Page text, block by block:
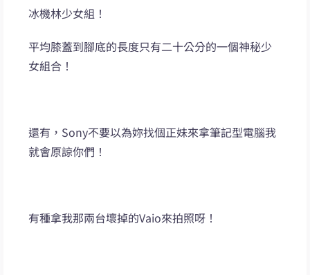
冰機林少女組！
平均膝蓋到腳底的長度只有二十公分的一個神秘少
女組合！
還有，Sony不要以為妳找個正妹來拿筆記型電腦我
就會原諒你們！
有種拿我那兩台壞掉的Vaio來拍照呀！